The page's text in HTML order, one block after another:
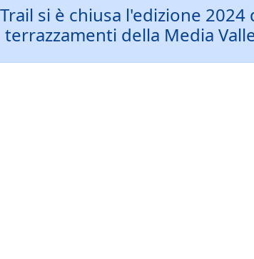
si è chiusa l'edizione
terrazzamenti della Media